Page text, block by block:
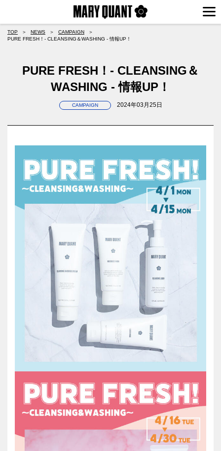
TOP ＞ NEWS ＞ CAMPAIGN
＞
PURE FRESH！- CLEANSING＆WASHING - 情報UP！
PURE FRESH！- CLEANSING＆
WASHING - 情報UP！
CAMPAIGN 2024年03月25日